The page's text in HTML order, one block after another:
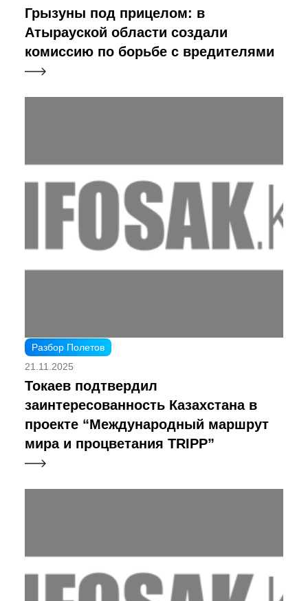
Грызуны под прицелом: в
Атырауской области создали
комиссию по борьбе с вредителями
Разбор Полетов
21.11.2025
Токаев подтвердил
заинтересованность Казахстана в
проекте “Международный маршрут
мира и процветания TRIPP”